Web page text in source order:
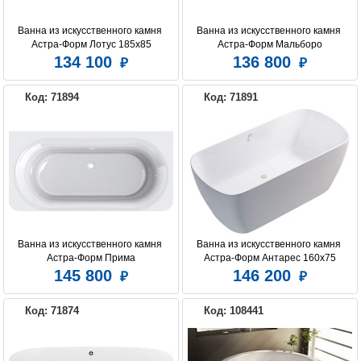
Ванна из искусственного камня
Астра-Форм Лотус 185x85
134 100
Ванна из искусственного камня
Астра-Форм Мальборо
136 800
Код: 71894
Ванна из искусственного камня
Астра-Форм Прима
145 800
Код: 71891
Ванна из искусственного камня
Астра-Форм Антарес 160х75
146 200
Код: 71874 Код: 108441